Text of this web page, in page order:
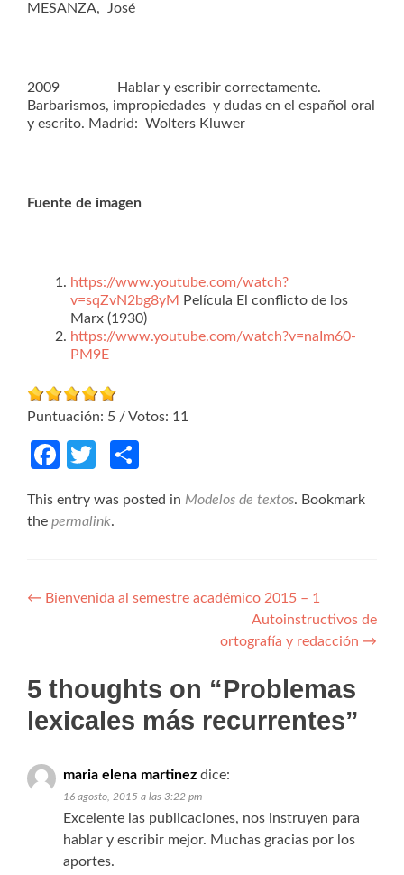
MESANZA, José
2009 Hablar y escribir correctamente.
Barbarismos, impropiedades y dudas en el español oral
y escrito. Madrid: Wolters Kluwer
Fuente de imagen
https://www.youtube.com/watch?
v=sqZvN2bg8yM
Película El conflicto de los
Marx (1930)
https://www.youtube.com/watch?v=naIm60-
PM9E
Puntuación: 5 / Votos: 11
Facebook
Twitter
This entry was posted in Modelos de textos. Bookmark
the permalink.
Navegación de entradas
← Bienvenida al semestre académico 2015 – 1
Autoinstructivos de
ortografía y redacción →
5 thoughts on “Problemas
lexicales más recurrentes”
maria elena martinez dice:
16 agosto, 2015 a las 3:22 pm
Excelente las publicaciones, nos instruyen para
hablar y escribir mejor. Muchas gracias por los
aportes.